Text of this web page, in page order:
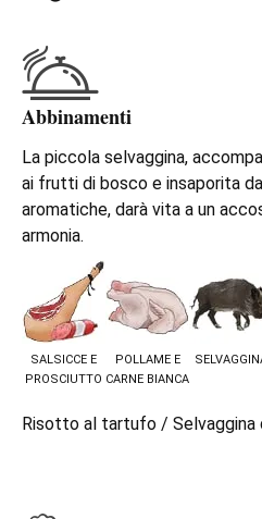
Abbinamenti
La piccola selvaggina,
ai frutti di bosco e insaporita
aromatiche, darà vita a un
armonia.
SALSICCE E
PROSCIUTTO
POLLAME E
CARNE BIANCA
Risotto al tartufo / Selvaggina